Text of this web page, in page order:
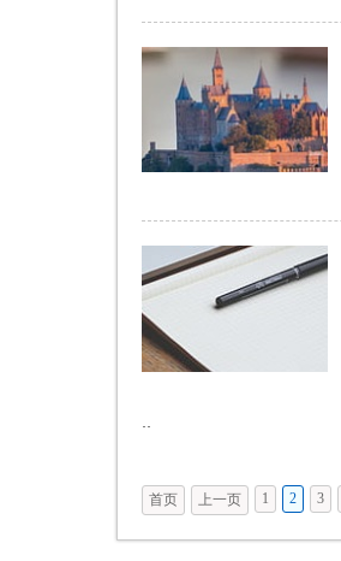
··
3
2
1
上一页
首页